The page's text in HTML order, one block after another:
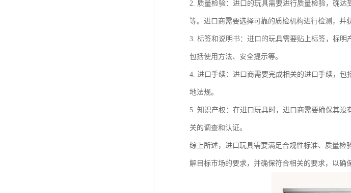
2. 质量检验：进口的玩具需要进行质量检验，确
等。进口商需要选择可靠的质检机构进行检测，并
3. 标签和说明书：进口的玩具需要贴上标签，标明
包括使用方法、安全提示等。
4. 进口手续：进口商需要完成相关的进口手续，
地法规。
5. 知识产权：在进口玩具时，进口商需要确保其
关的调查和认证。
综上所述，进口玩具需要满足合规性标准、质量
解目标市场的要求，并确保符合相关的要求，以确